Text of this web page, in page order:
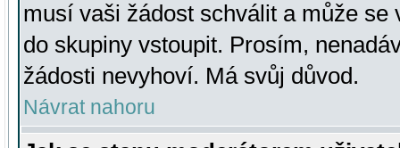
musí vaši žádost schválit a může se
do skupiny vstoupit. Prosím,
žádosti nevyhoví. Má svůj důvod.
Návrat nahoru